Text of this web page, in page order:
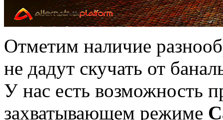
Отметим наличие
не дадут скучать от
У нас есть возможность
захватывающем режиме